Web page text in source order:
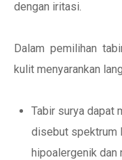
dengan iritasi.
Dalam pemilihan
kulit menyarankan
Tabir surya dapat
disebut spektrum
hipoalergenik dan